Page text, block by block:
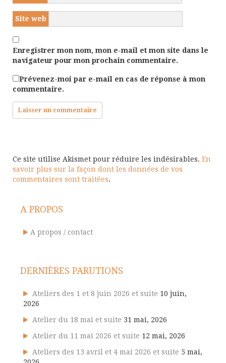
Site web
Enregistrer mon nom, mon e-mail et mon site dans le
navigateur pour mon prochain commentaire.
Prévenez-moi par e-mail en cas de réponse à mon
commentaire.
Ce site utilise Akismet pour réduire les indésirables. En
savoir plus sur la façon dont les données de vos
commentaires sont traitées.
A PROPOS
A propos / contact
DERNIÈRES PARUTIONS
Ateliers des 1 et 8 juin 2026 et suite 10 juin,
2026
Atelier du 18 mai et suite 31 mai, 2026
Atelier du 11 mai 2026 et suite 12 mai, 2026
Ateliers des 13 avril et 4 mai 2026 et suite 5 mai,